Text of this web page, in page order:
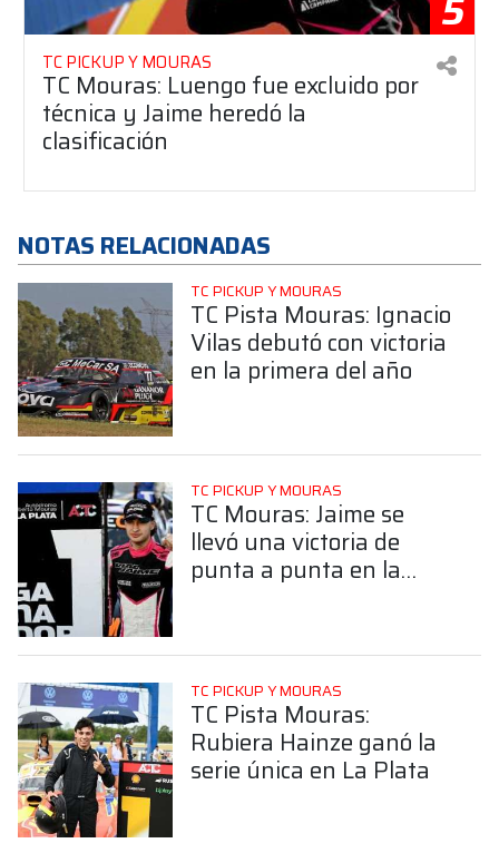
TC PICKUP Y MOURAS
TC Mouras: Luengo fue excluido por
técnica y Jaime heredó la
clasificación
NOTAS RELACIONADAS
TC PICKUP Y MOURAS
TC Pista Mouras: Ignacio
Vilas debutó con victoria
en la primera del año
TC PICKUP Y MOURAS
TC Mouras: Jaime se
llevó una victoria de
punta a punta en la
TC PICKUP Y MOURAS
TC Pista Mouras:
Rubiera Hainze ganó la
serie única en La Plata